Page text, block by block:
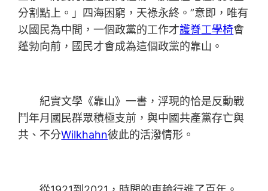
分割點上。」四海困窮，天祿永終。”意即，唯有
以國民為中間，一個政黨的工作才護脊工學椅會
蓬勃向前，國民才會成為這個政黨的靠山。
紀實文學《靠山》一書，浮現的恰是反動戰
鬥年月國民群眾積極支前，與中國共產黨存亡與
共、不分Wilkhahn彼此的活潑情形。